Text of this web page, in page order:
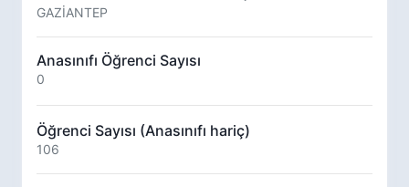
GAZİANTEP
Anasınıfı Öğrenci Sayısı
0
Öğrenci Sayısı (Anasınıfı hariç)
106